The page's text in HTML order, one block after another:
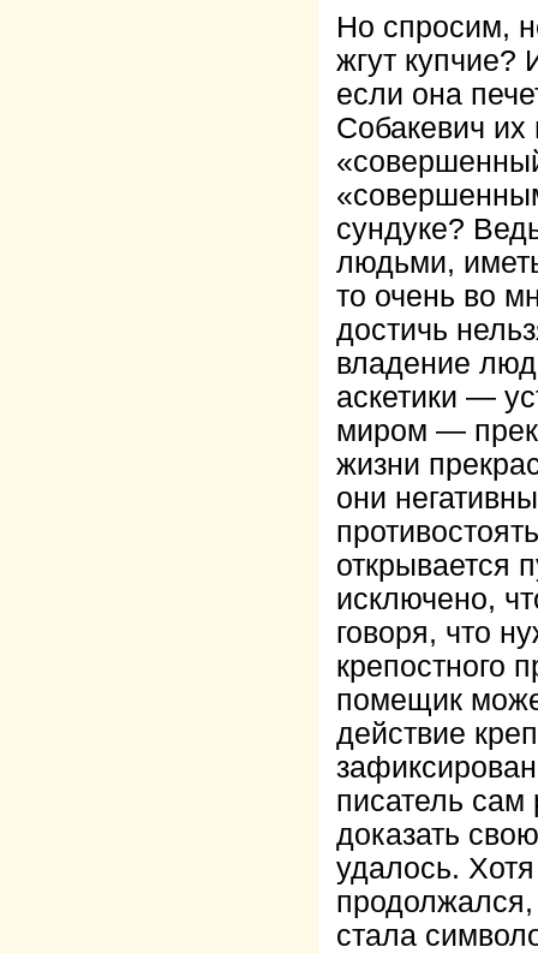
Но спросим,
жгут купчие?
если она
Собакевич
сундуке?
людьми,
то очень во
достичь
владение
аскетики —
миром —
жизни
они
открывается
исключено,
говоря, что
крепостного
помещик
действие
писатель сам
доказать
удалось.
стала